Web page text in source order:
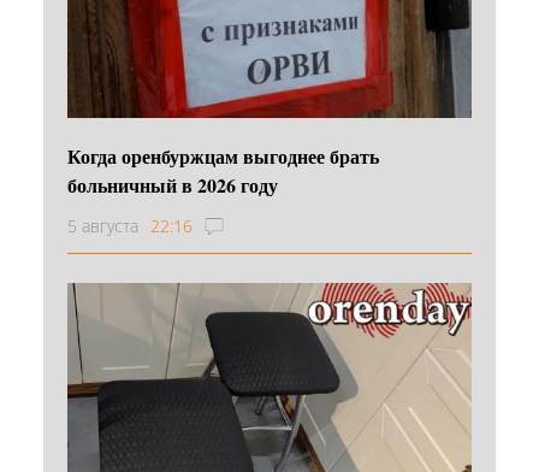
Когда оренбуржцам выгоднее брать
больничный в 2026 году
5 августа 22:16